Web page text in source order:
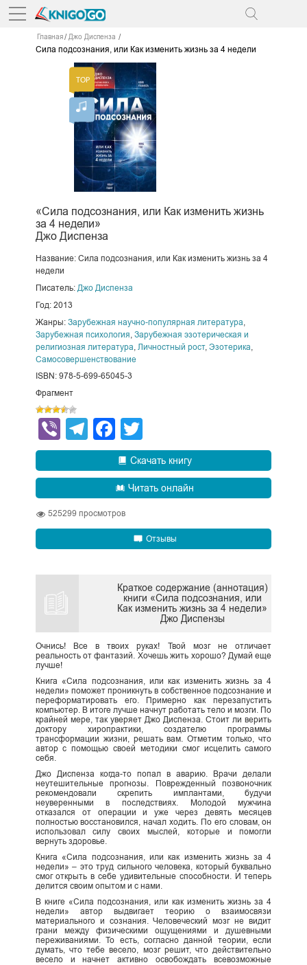
Главная Джо Диспенза
Сила подсознания, или Как изменить жизнь за 4 недели
«Сила подсознания, или Как изменить жизнь
за 4 недели»
Джо Диспенза
Название: Сила подсознания, или Как изменить жизнь за 4
недели
Писатель: Джо Диспенза
Год: 2013
Жанры: Зарубежная научно-популярная литература
Зарубежная психология Зарубежная эзотерическая и
религиозная литература Личностный рост, Эзотерика
Самосовершенствование
ISBN: 978-5-699-65045-3
Фрагмент
ViberTelegram
Facebook
Скачать книгу
Читать онлайн
525299 просмотров
Отзывы
Краткое содержание (аннотация)
книги «Сила подсознания, или
Как изменить жизнь за 4 недели»
Джо Диспензы
Очнись! Все в твоих руках! Твой мозг не отличает
реальность от фантазий. Хочешь жить хорошо? Думай еще
лучше!
Книга «Сила подсознания, или как изменить жизнь за 4
недели» поможет проникнуть в собственное подсознание и
переформатировать его. Примерно как перезапустить
компьютер. В итоге лучше начнут работать тело и мозги. По
крайней мере, так уверяет Джо Диспенза. Стоит ли верить
доктору хиропрактики, создателю программы
трансформации жизни, решать вам. Отметим только, что
автор с помощью своей методики смог исцелить самого
себя.
Джо Диспенза когда-то попал в аварию. Врачи делали
неутешительные прогнозы. Поврежденный позвоночник
рекомендовали скрепить имплантами, будучи
неуверенными в последствиях. Молодой мужчина
отказался от операции и уже через девять месяцев
полностью восстановился, начал ходить. По его словам, он
использовал силу своих мыслей, которые и помогли
вернуть здоровье.
Книга «Сила подсознания, или как изменить жизнь за 4
недели» – это труд сильного человека, который буквально
смог открыть в себе удивительные способности. И теперь
делится своим опытом и с нами.
В книге «Сила подсознания, или как изменить жизнь за 4
недели» автор выдвигает теорию о взаимосвязи
материального и сознания. Человеческий мозг не видит
грани между физическими ощущениями и душевными
переживаниями. То есть, согласно данной теории, если
думать, что тебе весело, мозг решит, что действительно
весело и начнет активно освобождать всевозможные